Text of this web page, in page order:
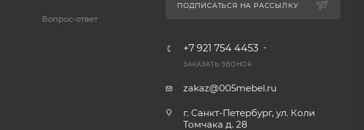
Вопрос-ответ
ПОДПИСАТЬСЯ НА РАССЫЛКУ
+7 921 754 4453
ЗАКАЗАТЬ ЗВОНОК
zakaz@005mebel.ru
г. Санкт-Петербург, ул. Коли
Томчака д. 28